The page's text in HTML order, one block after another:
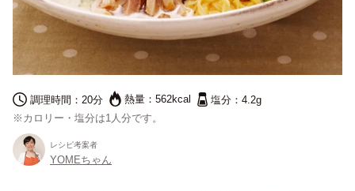
English
調理時間： 20分 熱量： 562kcal 塩分： 4.2g
※カロリー・塩分は1人分です。
レシピ考案者
YOMEちゃん